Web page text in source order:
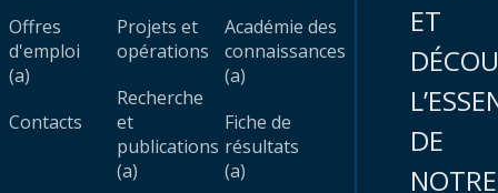
Offres
d'emploi
(a)
Contacts
Projets et
opérations
Recherche
et
publications
(a)
Académie des
connaissances
(a)
Fiche de
résultats
(a)
ET
DE
NOTRE